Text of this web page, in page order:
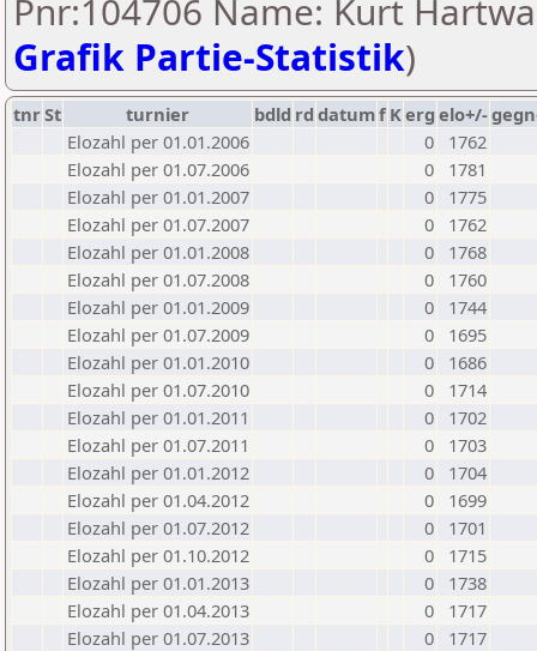
Pnr:104706 Name: Kurt
Grafik Partie-Statistik)
tnrSt turnier bdld rd datumf Kerg elo+/-
Elozahl per 01.01.2006
0
1762
Elozahl per 01.07.2006
0
1781
Elozahl per 01.01.2007
0
1775
Elozahl per 01.07.2007
0
1762
Elozahl per 01.01.2008
0
1768
Elozahl per 01.07.2008
0
1760
Elozahl per 01.01.2009
0
1744
Elozahl per 01.07.2009
0
1695
Elozahl per 01.01.2010
0
1686
Elozahl per 01.07.2010
0
1714
Elozahl per 01.01.2011
0
1702
Elozahl per 01.07.2011
0
1703
Elozahl per 01.01.2012
0
1704
Elozahl per 01.04.2012
0
1699
Elozahl per 01.07.2012
0
1701
Elozahl per 01.10.2012
0
1715
Elozahl per 01.01.2013
0
1738
Elozahl per 01.04.2013
0
1717
Elozahl per 01.07.2013
0
1717